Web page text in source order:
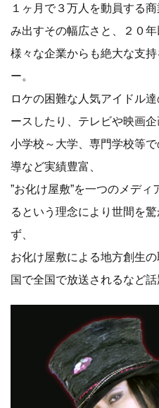
１ヶ月で３万人を動員する
み出すその幅広さと、２０年
様々な企業からも絶大な支
ー。
ロケの困難な人気アイドル
ースしたり、テレビや映画企
小学校～大学、専門学校等
導など実績豊富、
”お化け屋敷”を一つのメデ
るという理念により世間を
ず、
お化け屋敷による地方創生
国で全国で放送されるなど話